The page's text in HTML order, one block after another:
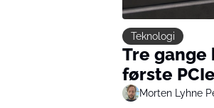
Teknologi
Tre gange
første
Morten Lyhne